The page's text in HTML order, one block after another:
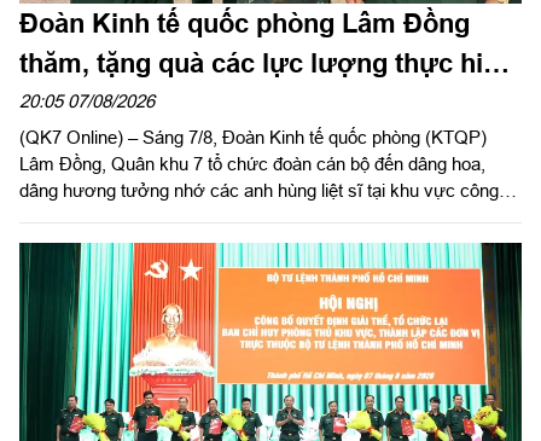
Đoàn Kinh tế quốc phòng Lâm Đồng
thăm, tặng quà các lực lượng thực hiện
nhiệm vụ tìm kiếm, quy tập hài cốt liệt sĩ
20:05 07/08/2026
(QK7 Online) – Sáng 7/8, Đoàn Kinh tế quốc phòng (KTQP)
Lâm Đồng, Quân khu 7 tổ chức đoàn cán bộ đến dâng hoa,
dâng hương tưởng nhớ các anh hùng liệt sĩ tại khu vực công
Đồng Nai do Thượng tá Đinh Nho Hùng, Đoàn trưởng Đoàn
KTQP Lâm Đồng làm trưởng đoàn.